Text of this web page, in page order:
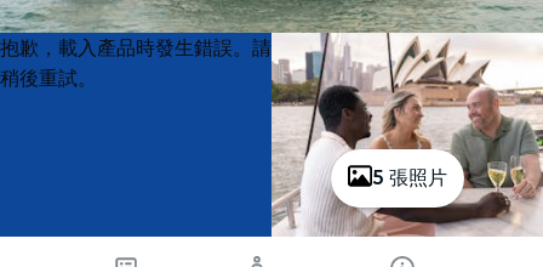
5 張照片
Product
List
Product
List
抱歉，載入產品時發生錯誤。請
稍後重試。